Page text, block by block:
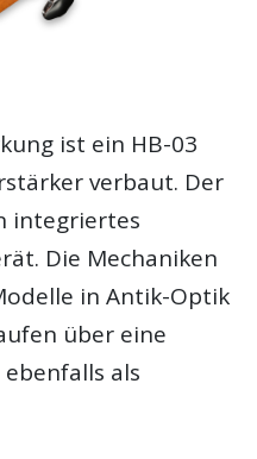
ist ein HB-03
verbaut. Der
integriertes
Die Mechaniken
in Antik-Optik
über eine
als